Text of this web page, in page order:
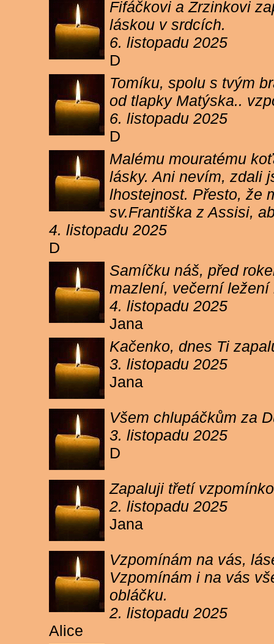
Fifáčkovi a Zrzinkovi
láskou v srdcích.
6. listopadu 2025
D
Tomíku, spolu s tvým
od tlapky Matýska..
6. listopadu 2025
D
Malému mouratému
lásky. Ani nevím, zdali
lhostejnost. Přesto, že
sv.Františka z Assisi,
4. listopadu 2025
D
Samíčku náš, před
mazlení, večerní
4. listopadu 2025
Jana
Kačenko, dnes Ti
3. listopadu 2025
Jana
Všem chlupáčkům za
3. listopadu 2025
D
Zapaluji třetí
2. listopadu 2025
Jana
Vzpomínám na vás,
Vzpomínám i na vás
obláčku.
2. listopadu 2025
Alice